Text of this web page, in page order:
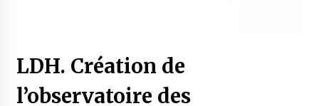
LDH. Création de
l’observatoire des